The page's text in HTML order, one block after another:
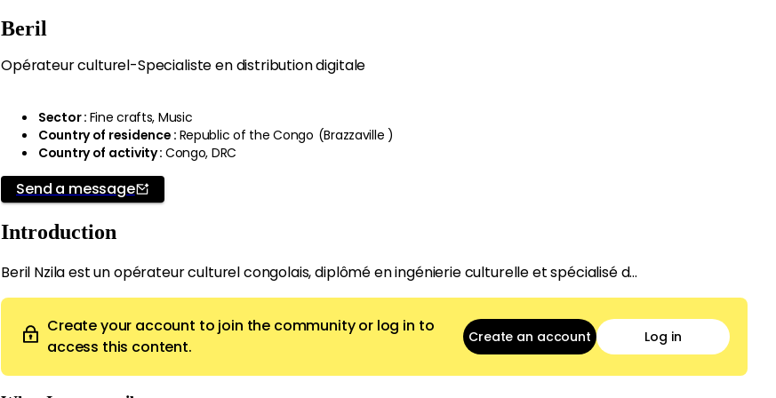
Beril
Opérateur culturel-Specialiste en distribution digitale
Sector: Fine crafts, Music
Country of residence : Republic of the Congo (Brazzaville )
Country of activity: Congo, DRC
Send a message
Introduction
Beril Nzila est un opérateur culturel congolais, diplômé en ingénierie culturelle et spécialisé d...
Create your account to join the community or log in to
access this content.
Create an account Log in